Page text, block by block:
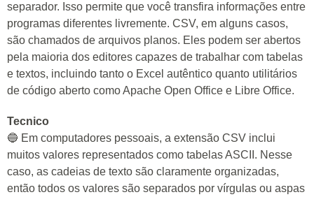
separador. Isso permite que você transfira informações entre
programas diferentes livremente. CSV, em alguns casos,
são chamados de arquivos planos. Eles podem ser abertos
pela maioria dos editores capazes de trabalhar com tabelas
e textos, incluindo tanto o Excel autêntico quanto utilitários
de código aberto como Apache Open Office e Libre Office.
Tecnico
🔵 Em computadores pessoais, a extensão CSV inclui
muitos valores representados como tabelas ASCII. Nesse
caso, as cadeias de texto são claramente organizadas,
então todos os valores são separados por vírgulas ou aspas